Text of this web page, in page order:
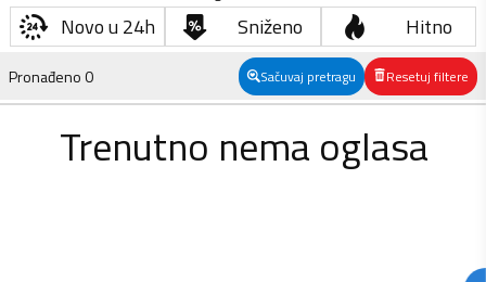
Novo u 24h Sniženo Hitno
Pronađeno0 Sačuvaj pretragu Resetuj filtere
Trenutno nema oglasa